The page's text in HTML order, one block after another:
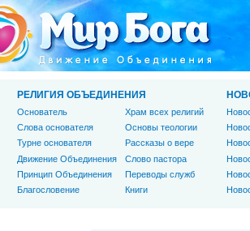
РЕЛИГИЯ ОБЪЕДИНЕНИЯ
Основатель
Слова основателя
Турне основателя
Движение Объединения
Принцип Объединения
Благословение
Храм всех религий
Основы теологии
Рассказы о вере
Слово пастора
Переводы служб
Книги